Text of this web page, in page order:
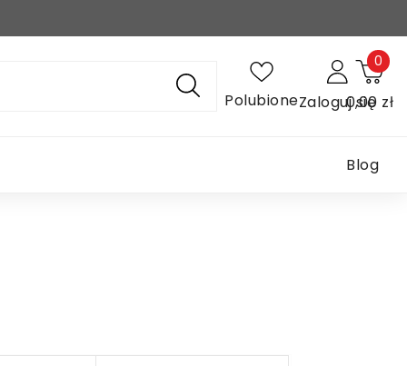
PolubioneZaloguj się
0,00 zł
0
Blog